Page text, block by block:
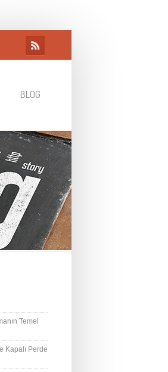
BLOG
Temel
Kapalı Perde